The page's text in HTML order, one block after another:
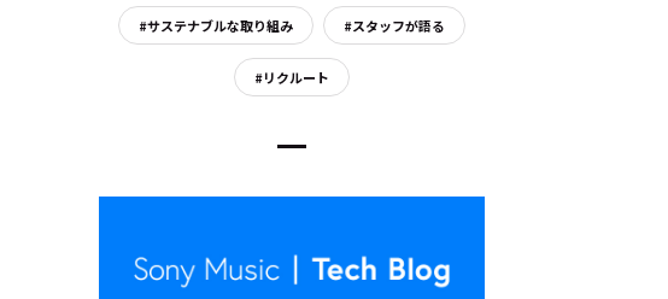
#サステナブルな取り組み #スタッフが語る
#リクルート